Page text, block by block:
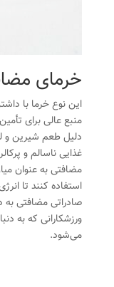
خرمای
این نوع خرما با
منبع عالی برای
دلیل طعم شیرین و
غذایی ناسالم و
مضافتی به عنوان
استفاده کنند تا
صادراتی مضافتی به
ورزشکارانی که به
می‌شود.